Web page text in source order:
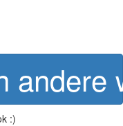
andere
:)